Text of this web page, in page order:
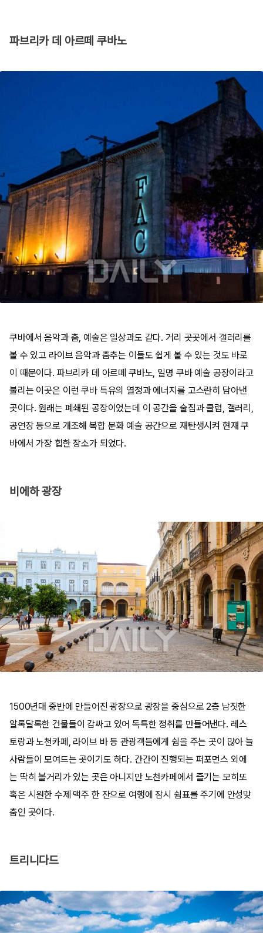
파브리카 데 아르떼 쿠바노
쿠바에서 음악과 춤, 예술은 일상과도 같다. 거리 곳곳에서 갤러리를
볼 수 있고 라이브 음악과 춤추는 이들도 쉽게 볼 수 있는 것도 바로
이 때문이다. 파브리카 데 아르떼 쿠바노, 일명 쿠바 예술 공장이라고
불리는 이곳은 이런 쿠바 특유의 열정과 에너지를 고스란히 담아낸
곳이다. 원래는 폐쇄된 공장이었는데 이 공간을 술집과 클럽, 갤러리,
공연장 등으로 개조해 복합 문화 예술 공간으로 재탄생시켜 현재 쿠
바에서 가장 힙한 장소가 되었다.
비에하 광장
1500년대 중반에 만들어진 광장으로 광장을 중심으로 2층 남짓한
알록달록한 건물들이 감싸고 있어 독특한 정취를 만들어낸다. 레스
토랑과 노천카페, 라이브 바 등 관광객들에게 쉼을 주는 곳이 많아 늘
사람들이 모여드는 곳이기도 하다. 간간이 진행되는 퍼포먼스 외에
는 딱히 볼거리가 있는 곳은 아니지만 노천카페에서 즐기는 모히또
혹은 시원한 수제 맥주 한 잔으로 여행에 잠시 쉼표를 주기에 안성맞
춤인 곳이다.
트리니다드